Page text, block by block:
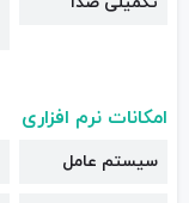
امکانات نرم افزاری
سیستم عامل